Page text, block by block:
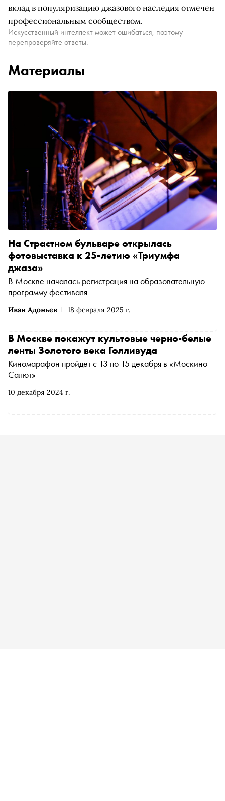
вклад в популяризацию джазового наследия отмечен
профессиональным сообществом.
Искусственный интеллект может ошибаться, поэтому
перепроверяйте ответы.
Материалы
Иван Адоньев 18 февраля 2025 г.
На Страстном бульваре открылась
фотовыставка к 25-летию «Триумфа
джаза»
В Москве началась регистрация на образовательную
программу фестиваля
10 декабря 2024 г.
В Москве покажут культовые черно-белые
ленты Золотого века Голливуда
Киномарафон пройдет с 13 по 15 декабря в «Москино
Салют»